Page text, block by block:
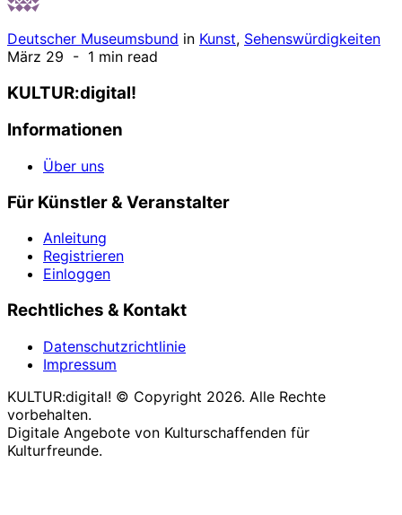
Deutscher Museumsbund in Kunst, Sehenswürdigkeiten
März 29 - 1 min read
KULTUR:digital!
Informationen
Über uns
Für Künstler & Veranstalter
Anleitung
Registrieren
Einloggen
Rechtliches & Kontakt
Datenschutzrichtlinie
Impressum
KULTUR:digital! © Copyright 2026. Alle Rechte
vorbehalten.
Digitale Angebote von Kulturschaffenden für
Kulturfreunde.